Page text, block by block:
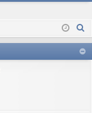
ne